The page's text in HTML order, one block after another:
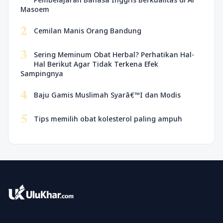
Masoem
2 Cemilan Manis Orang Bandung
3
Sering Meminum Obat Herbal? Perhatikan Hal-
Hal Berikut Agar Tidak Terkena Efek
Sampingnya
4 Baju Gamis Muslimah Syarâ€™I dan Modis
5 Tips memilih obat kolesterol paling ampuh